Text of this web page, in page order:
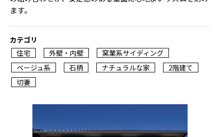
ます。
カテゴリ
住宅
外壁・内壁
窯業系サイディング
ベージュ系
石柄 ナチュラルな家
2階建て
切妻